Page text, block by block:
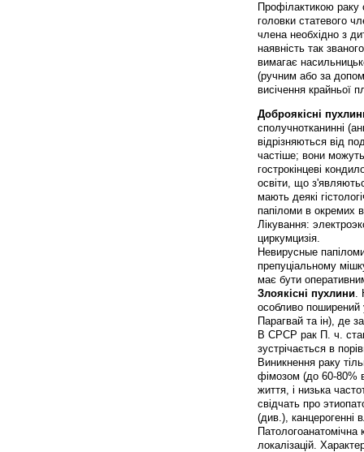
Профілактикою раку
головки статевого
члена необхідно з
наявність так
вимагає
(ручним або за
висічення крайньої
Доброякісні
сполучнотканинні
відрізняються від
частіше; вони можуть
гострокінцеві
освіти, що
мають деякі
папіломи в окремих
Лікування:
циркумцизія.
Невирусные
препуціальному
має бути
Злоякісні пухлини.
особливо поширений
Парагвай та ін), де
В СРСР рак П. ч.
зустрічається в
Виникнення раку
фімозом (до 60-80%
життя, і низька
свідчать про
(див.), канцерогенні
локалізацій.